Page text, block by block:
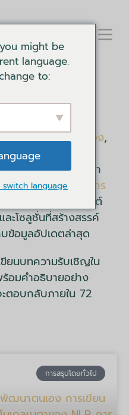
ขียนการพัฒนาตนเอง,
และสัมมนา
รา อัปเดตเป็นประจำ
นยอดเกี่ยวกับเรา
การ
มุ่งเน้นที่จะโพสต์
ะโซลูชั่นที่สร้างสรรค์
ข้อมูลอัปเดตล่าสุด
ยนบทความรับเชิญใน
อมคำอธิบายอย่าง
ะตอบกลับภายใน 72
การสรุปโดยทั่วไป
might be
language.
to:
language